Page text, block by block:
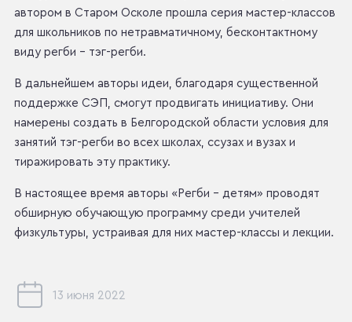
автором в Старом Осколе прошла серия мастер-классов
для школьников по нетравматичному, бесконтактному
виду регби – тэг-регби.
В дальнейшем авторы идеи, благодаря существенной
поддержке СЭП, смогут продвигать инициативу. Они
намерены создать в Белгородской области условия для
занятий тэг-регби во всех школах, ссузах и вузах и
тиражировать эту практику.
В настоящее время авторы «Регби – детям» проводят
обширную обучающую программу среди учителей
физкультуры, устраивая для них мастер-классы и лекции.
13 июня 2022